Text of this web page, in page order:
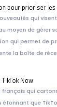
pour prioriser
qui
moyen de gérer
qui permet de
la boîte de
Now
français qui
étonnant que